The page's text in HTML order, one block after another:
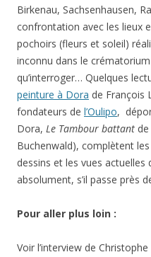
Birkenau, Sachsenhausen,
confrontation avec les lieux
pochoirs (fleurs et soleil)
inconnu dans le
qu’interroger… Quelques
peinture à Dora de François
fondateurs de l’Oulipo,
Dora, Le Tambour battant de
Buchenwald), complètent
dessins et les vues
absolument, s’il passe près
Pour aller plus loin :
Voir l’interview de Christophe